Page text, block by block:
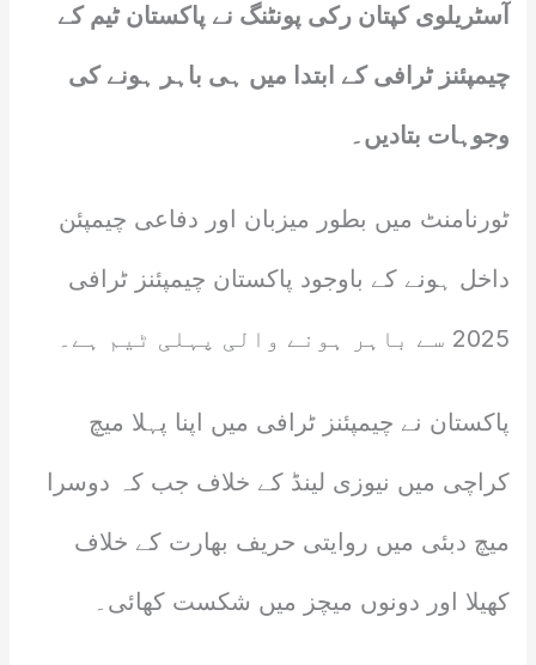
آسٹریلوی کپتان رکی پونٹنگ نے پاکستان ٹیم کے
چیمپئنز ٹرافی کے ابتدا میں ہی باہر ہونے کی
وجوہات بتادیں۔
ٹورنامنٹ میں بطور میزبان اور دفاعی چیمپئن
داخل ہونے کے باوجود پاکستان چیمپئنز ٹرافی
2025 سے باہر ہونے والی پہلی ٹیم ہے۔
پاکستان نے چیمپئنز ٹرافی میں اپنا پہلا میچ
کراچی میں نیوزی لینڈ کے خلاف جب کہ دوسرا
میچ دبئی میں روایتی حریف بھارت کے خلاف
کھیلا اور دونوں میچز میں شکست کھائی۔